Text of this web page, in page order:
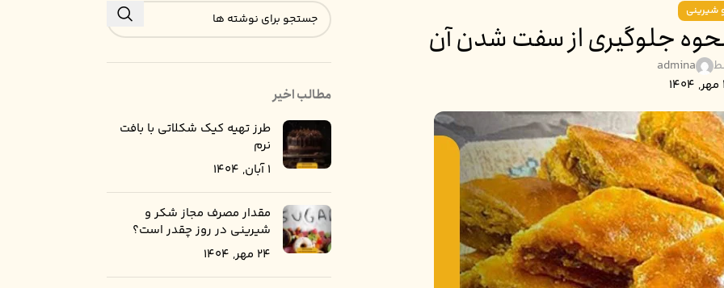
شیرینی
جلوگیری از سفت شدن آن
admina
مطالب اخیر
طرز تهیه کیک شکلاتی با بافت
نرم
1 آبان, 1404
مقدار مصرف مجاز شکر و
شیرینی در روز چقدر است؟
24 مهر, 1404